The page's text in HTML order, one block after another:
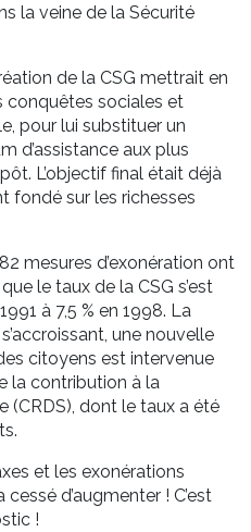
la veine de la Sécurité
de la CSG mettrait en
conquêtes sociales et
pour lui substituer un
d’assistance aux plus
L’objectif final était déjà
fondé sur les richesses
mesures d’exonération ont
le taux de la CSG s’est
à 7,5 % en 1998. La
une nouvelle
citoyens est intervenue
la contribution à la
(CRDS), dont le taux a été
et les exonérations
d’augmenter ! C’est
!